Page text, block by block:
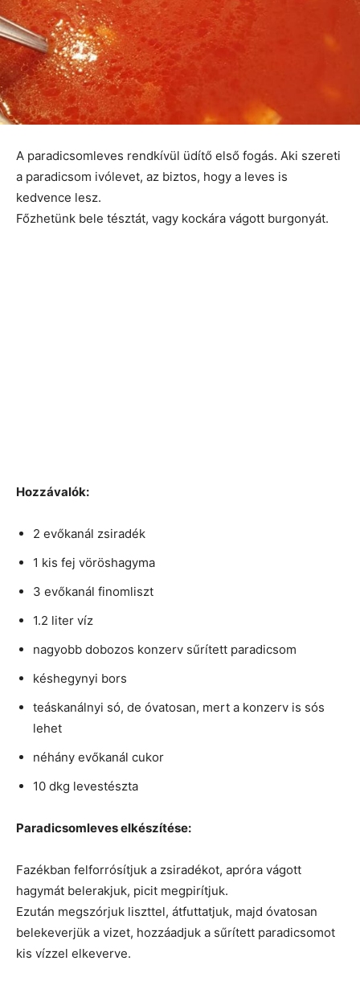
A paradicsomleves rendkívül üdítő első fogás. Aki szereti
a paradicsom ivólevet, az biztos, hogy a leves is
kedvence lesz.
Főzhetünk bele tésztát, vagy kockára vágott burgonyát.
Hozzávalók:
2 evőkanál zsiradék
1 kis fej vöröshagyma
3 evőkanál finomliszt
1.2 liter víz
nagyobb dobozos konzerv sűrített paradicsom
késhegynyi bors
teáskanálnyi só, de óvatosan, mert a konzerv is sós
lehet
néhány evőkanál cukor
10 dkg levestészta
Paradicsomleves elkészítése:
Fazékban felforrósítjuk a zsiradékot, apróra vágott
hagymát belerakjuk, picit megpirítjuk.
Ezután megszórjuk liszttel, átfuttatjuk, majd óvatosan
belekeverjük a vizet, hozzáadjuk a sűrített paradicsomot
kis vízzel elkeverve.